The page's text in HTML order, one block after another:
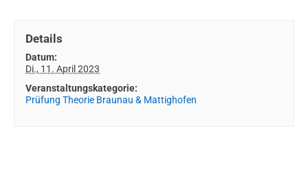
Details
Datum:
Di., 11. April 2023
Veranstaltungskategorie:
Prüfung Theorie Braunau & Mattighofen